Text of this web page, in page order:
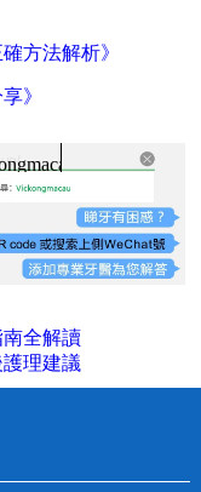
方法解析》
》
全解讀
理建議